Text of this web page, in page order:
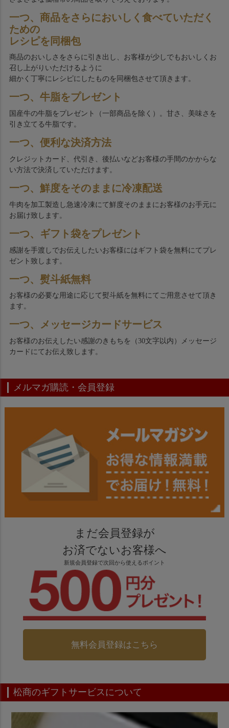
一つ、商品をさらにおいしく食べていただく
ための
レシピを同梱包
商品のおいしさをさらに引き出し、お客様が少しでもおいしくお
召し上がりいただけるように
細かく丁寧にレシピにしたものを同梱包させて頂きます。
一つ、牛脂をプレゼント
国産牛の牛脂をプレゼント（一部商品を除く）。甘さ、美味さを
引き立てる牛脂です。
一つ、便利な決済方法
クレジットカード、代引き、後払いなどお客様の手間のかからな
い方法で決済していただけます。
一つ、鮮度をそのままに冷凍配送
牛肉を加工製造し急速冷凍にて鮮度そのままにお客様のお手元に
お届け致します。
一つ、ギフト袋をプレゼント
感謝を手渡しでお伝えしたいお客様にはギフト袋を無料にてプレ
ゼント致します。
一つ、熨斗紙無料
お客様の必要な用途に応じて熨斗紙を無料にてご用意させて頂き
ます。
一つ、メッセージカードサービス
お客様のお伝えしたい感謝のきもちを（30文字以内）メッセージ
カードにてお伝え致します。
メルマガ購読・会員登録
まだ会員登録が
お済でないお客様へ
新規会員登録で次回から使えるポイント
無料会員登録はこちら
松商のギフトサービスについて